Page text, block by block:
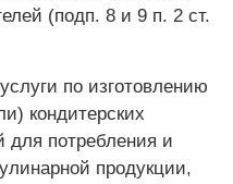
(подп. 8 и 9 п. 2 ст.
по изготовлению
кондитерских
для потребления и
продукции,